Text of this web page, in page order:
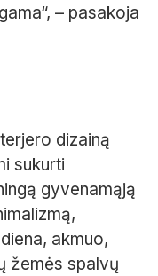
– pasakoja
dizainą
sukurti
gyvenamąją
akmuo,
žemės spalvų